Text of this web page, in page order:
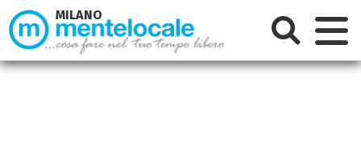
MILANO